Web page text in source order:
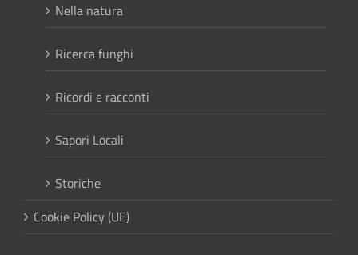
Nella natura
Ricerca funghi
Ricordi e racconti
Sapori Locali
Storiche
Cookie Policy (UE)